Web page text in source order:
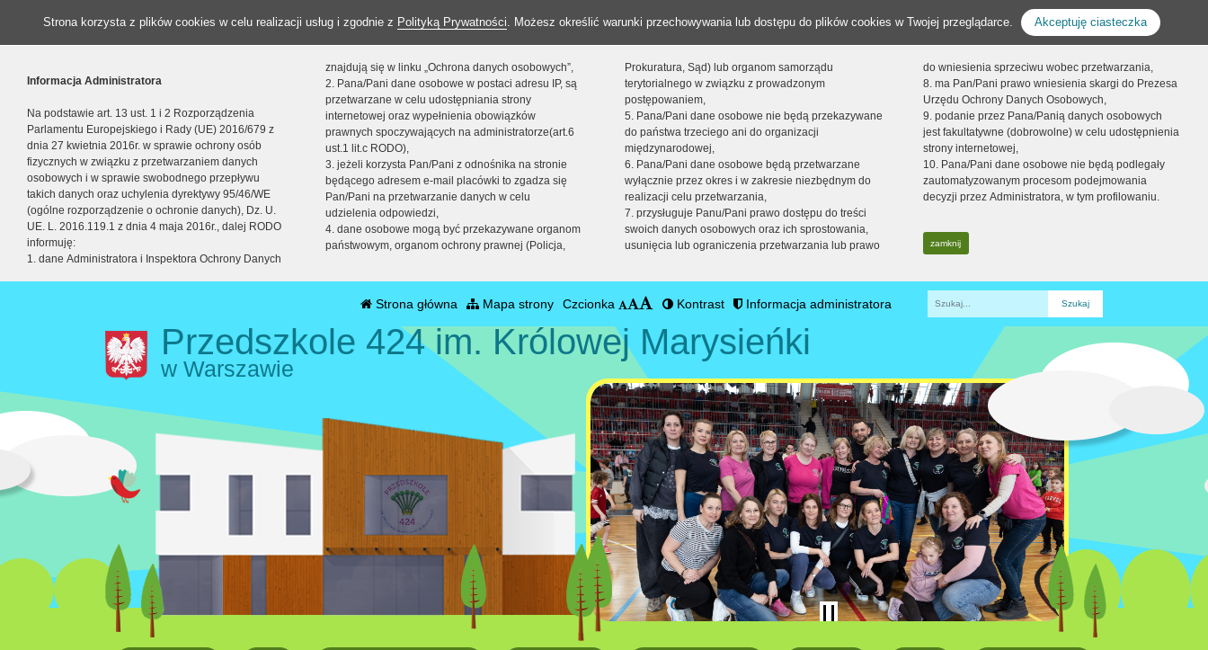
Strona korzysta z plików cookies w celu realizacji usług i zgodnie z Polityką Prywatności. Możesz określić warunki przechowywania lub dostępu do plików cookies w Twojej przeglądarce. Akceptuję ciasteczka
Informacja Administratora
Na podstawie art. 13 ust. 1 i 2 Rozporządzenia
Parlamentu Europejskiego i Rady (UE) 2016/679 z
dnia 27 kwietnia 2016r. w sprawie ochrony osób
fizycznych w związku z przetwarzaniem danych
osobowych i w sprawie swobodnego przepływu
takich danych oraz uchylenia dyrektywy 95/46/WE
(ogólne rozporządzenie o ochronie danych), Dz. U.
UE. L. 2016.119.1 z dnia 4 maja 2016r., dalej RODO
informuję:
1. dane Administratora i Inspektora Ochrony Danych
znajdują się w linku „Ochrona danych osobowych”,
2. Pana/Pani dane osobowe w postaci adresu IP, są
przetwarzane w celu udostępniania strony
internetowej oraz wypełnienia obowiązków
prawnych spoczywających na administratorze(art.6
ust.1 lit.c RODO),
3. jeżeli korzysta Pan/Pani z odnośnika na stronie
będącego adresem e-mail placówki to zgadza się
Pan/Pani na przetwarzanie danych w celu
udzielenia odpowiedzi,
4. dane osobowe mogą być przekazywane organom
państwowym, organom ochrony prawnej (Policja,
Prokuratura, Sąd) lub organom samorządu
terytorialnego w związku z prowadzonym
postępowaniem,
5. Pana/Pani dane osobowe nie będą przekazywane
do państwa trzeciego ani do organizacji
międzynarodowej,
6. Pana/Pani dane osobowe będą przetwarzane
wyłącznie przez okres i w zakresie niezbędnym do
realizacji celu przetwarzania,
7. przysługuje Panu/Pani prawo dostępu do treści
swoich danych osobowych oraz ich sprostowania,
usunięcia lub ograniczenia przetwarzania lub prawo
do wniesienia sprzeciwu wobec przetwarzania,
8. ma Pan/Pani prawo wniesienia skargi do Prezesa
Urzędu Ochrony Danych Osobowych,
9. podanie przez Pana/Panią danych osobowych
jest fakultatywne (dobrowolne) w celu udostępnienia
strony internetowej,
10. Pana/Pani dane osobowe nie będą podlegały
zautomatyzowanym procesom podejmowania
decyzji przez Administratora, w tym profilowaniu.
zamknij
Strona główna Mapa strony Czcionka Kontrast Informacja administratora
Fraza
Przedszkole 424 im. Królowej Marysieńki
w Warszawie